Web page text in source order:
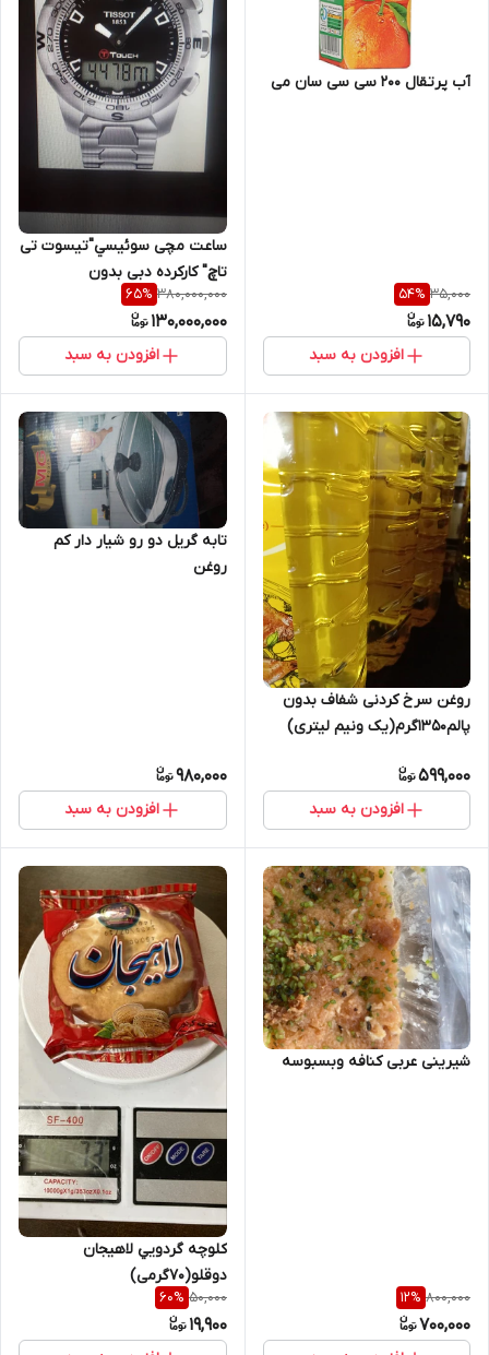
آب پرتقال 200 سی سی سان می
35,000
54%
15,790
افزودن به سبد
ساعت مچی سوئيسي"تیسوت تی
تاچ" کارکرده دبی بدون
جعبه(صفحه لمسی فیلم تست
سنسورها در آپارات)
380,000,000
65%
130,000,000
افزودن به سبد
روغن سرخ کردنی شفاف بدون
پالم۱۳۵۰گرم(یک ونیم لیتری)
599,000
افزودن به سبد
تابه گریل دو رو شیار دار کم
روغن
980,000
افزودن به سبد
شیرینی عربی کنافه وبسبوسه
800,000
12%
700,000
کلوچه گردویي لاهیجان
دوقلو(70گرمی)
50,000
60%
19,900